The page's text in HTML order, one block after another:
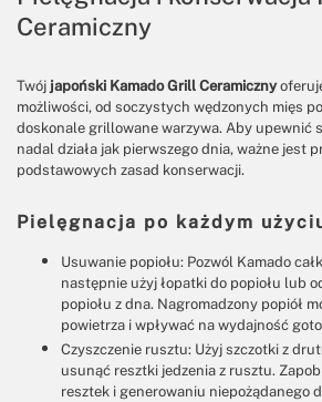
Ceramiczny
Twój japoński Kamado Grill Ceramiczny
możliwości, od soczystych wędzonych mięs
doskonale grillowane warzywa. Aby upewnić
nadal działa jak pierwszego dnia, ważne jest
podstawowych zasad konserwacji.
Pielęgnacja po każdym
Usuwanie popiołu: Pozwól Kamado
następnie użyj łopatki do popiołu lub
popiołu z dna. Nagromadzony popiół
powietrza i wpływać na wydajność
Czyszczenie rusztu: Użyj szczotki z
usunąć resztki jedzenia z rusztu.
resztek i generowaniu niepożądanego